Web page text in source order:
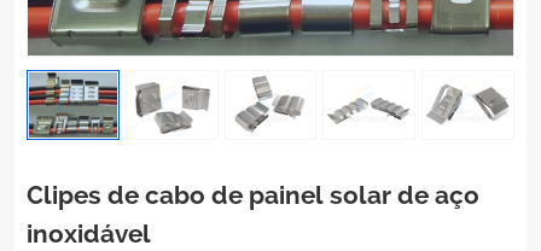
Clipes de cabo de painel solar de aço
inoxidável